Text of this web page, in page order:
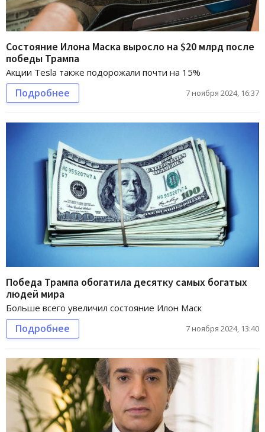
Состояние Илона Маска выросло на $20 млрд после
победы Трампа
Акции Tesla также подорожали почти на 15%
Подробнее 7 ноября 2024, 16:37
Победа Трампа обогатила десятку самых богатых
людей мира
Больше всего увеличил состояние Илон Маск
Подробнее 7 ноября 2024, 13:40